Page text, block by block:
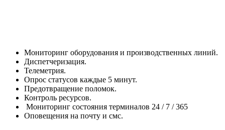
Мониторинг оборудования и производственных линий.
Диспетчеризация.
Телеметрия.
Опрос статусов каждые 5 минут.
Предотвращение поломок.
Контроль ресурсов.
Мониторинг состояния терминалов 24 / 7 / 365
Оповещения на почту и смс.